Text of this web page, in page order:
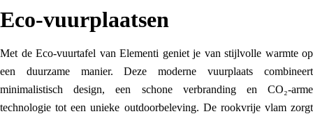
Eco-vuurplaatsen
Met de Eco-vuurtafel van Elementi geniet je van stijlvolle warmte op
een duurzame manier. Deze moderne vuurplaats combineert
minimalistisch design, een schone verbranding en CO₂-arme
technologie tot een unieke outdoorbeleving. De rookvrije vlam zorgt